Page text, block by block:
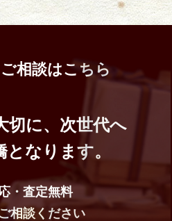
ト
央２丁目１−８
ンター
野2-10-48
相談はこちら
切に、次世代へ
なります。
・査定無料
相談ください